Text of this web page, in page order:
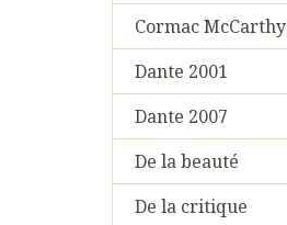
Cormac McCarthy
Dante 2001
Dante 2007
De la beauté
De la critique